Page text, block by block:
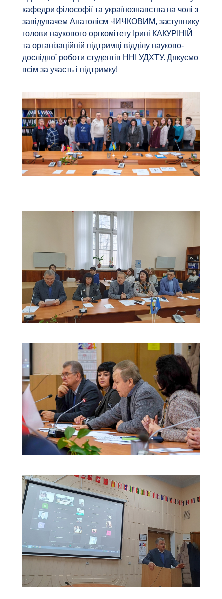
кафедри філософії та українознавства на чолі з
завідувачем Анатолієм ЧИЧКОВИМ, заступнику
голови наукового оргкомітету Ірині КАКУРІНІЙ
та організаційній підтримці відділу науково-
дослідної роботи студентів ННІ УДХТУ. Дякуємо
всім за участь і підтримку!